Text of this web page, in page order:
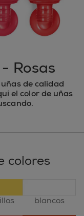
Rosas
de calidad
el color de uñas
colores
blancos